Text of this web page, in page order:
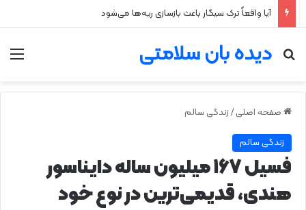
آیا واقعاً ترک سیگار باعث بازسازی ریه‌ها می‌شود
دیده بان سلامتی
جستجو برای
صفحه اصلی / زندگی سالم
زندگی سالم
فسیل ۱۶۷ میلیون ساله دایناسور
هندی، قدیمی‌ترین در نوع خود